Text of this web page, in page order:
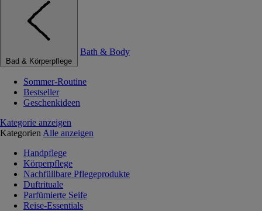
Bad & Körperpflege
Bath & Body
Sommer-Routine
Bestseller
Geschenkideen
Kategorie anzeigen
Kategorien Alle anzeigen
Handpflege
Körperpflege
Nachfüllbare Pflegeprodukte
Duftrituale
Parfümierte Seife
Reise-Essentials